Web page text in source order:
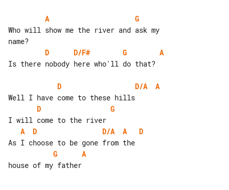
A
G
Who will show me the river and ask my
D
D/F# G
A
Is there nobody here who'll do that?
D D/A
A
D
G
A
D D/A A
D
G
A
house of my father